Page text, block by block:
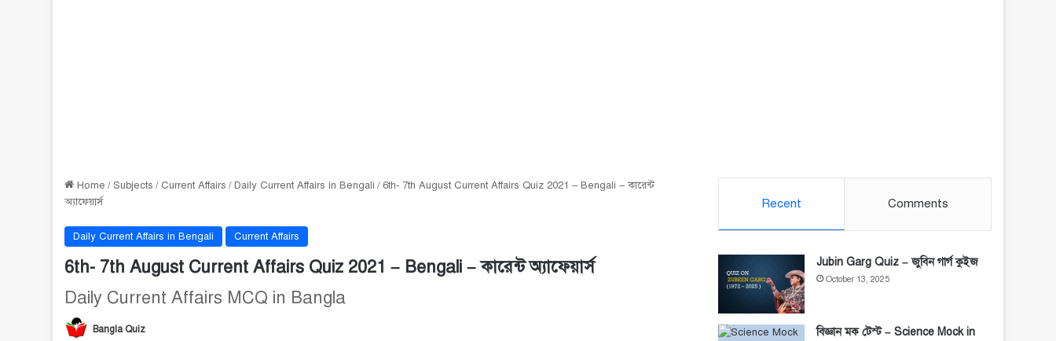
Home / Subjects / Current Affairs / Daily Current Affairs in Bengali / 6th- 7th August Current Affairs Quiz 2021 – Bengali – কারেন্ট
অ্যাফেয়ার্স
Daily Current Affairs in Bengali Current Affairs
6th- 7th August Current Affairs Quiz 2021 – Bengali – কারেন্ট অ্যাফেয়ার্স
Daily Current Affairs MCQ in Bangla
Bangla Quiz
Recent Comments
Jubin Garg Quiz – জুবিন গার্গ কুইজ
October 13, 2025
বিজ্ঞান মক টেস্ট – Science Mock in